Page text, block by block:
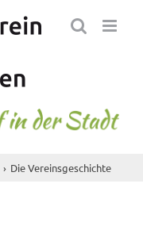
Die Vereinsgeschichte